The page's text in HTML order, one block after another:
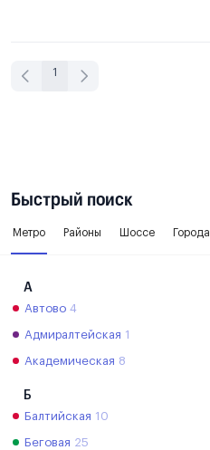
1
Быстрый поиск
Метро Районы Шоссе Города
А
Автово 4
Адмиралтейская 1
Академическая 8
Б
Балтийская 10
Беговая 25